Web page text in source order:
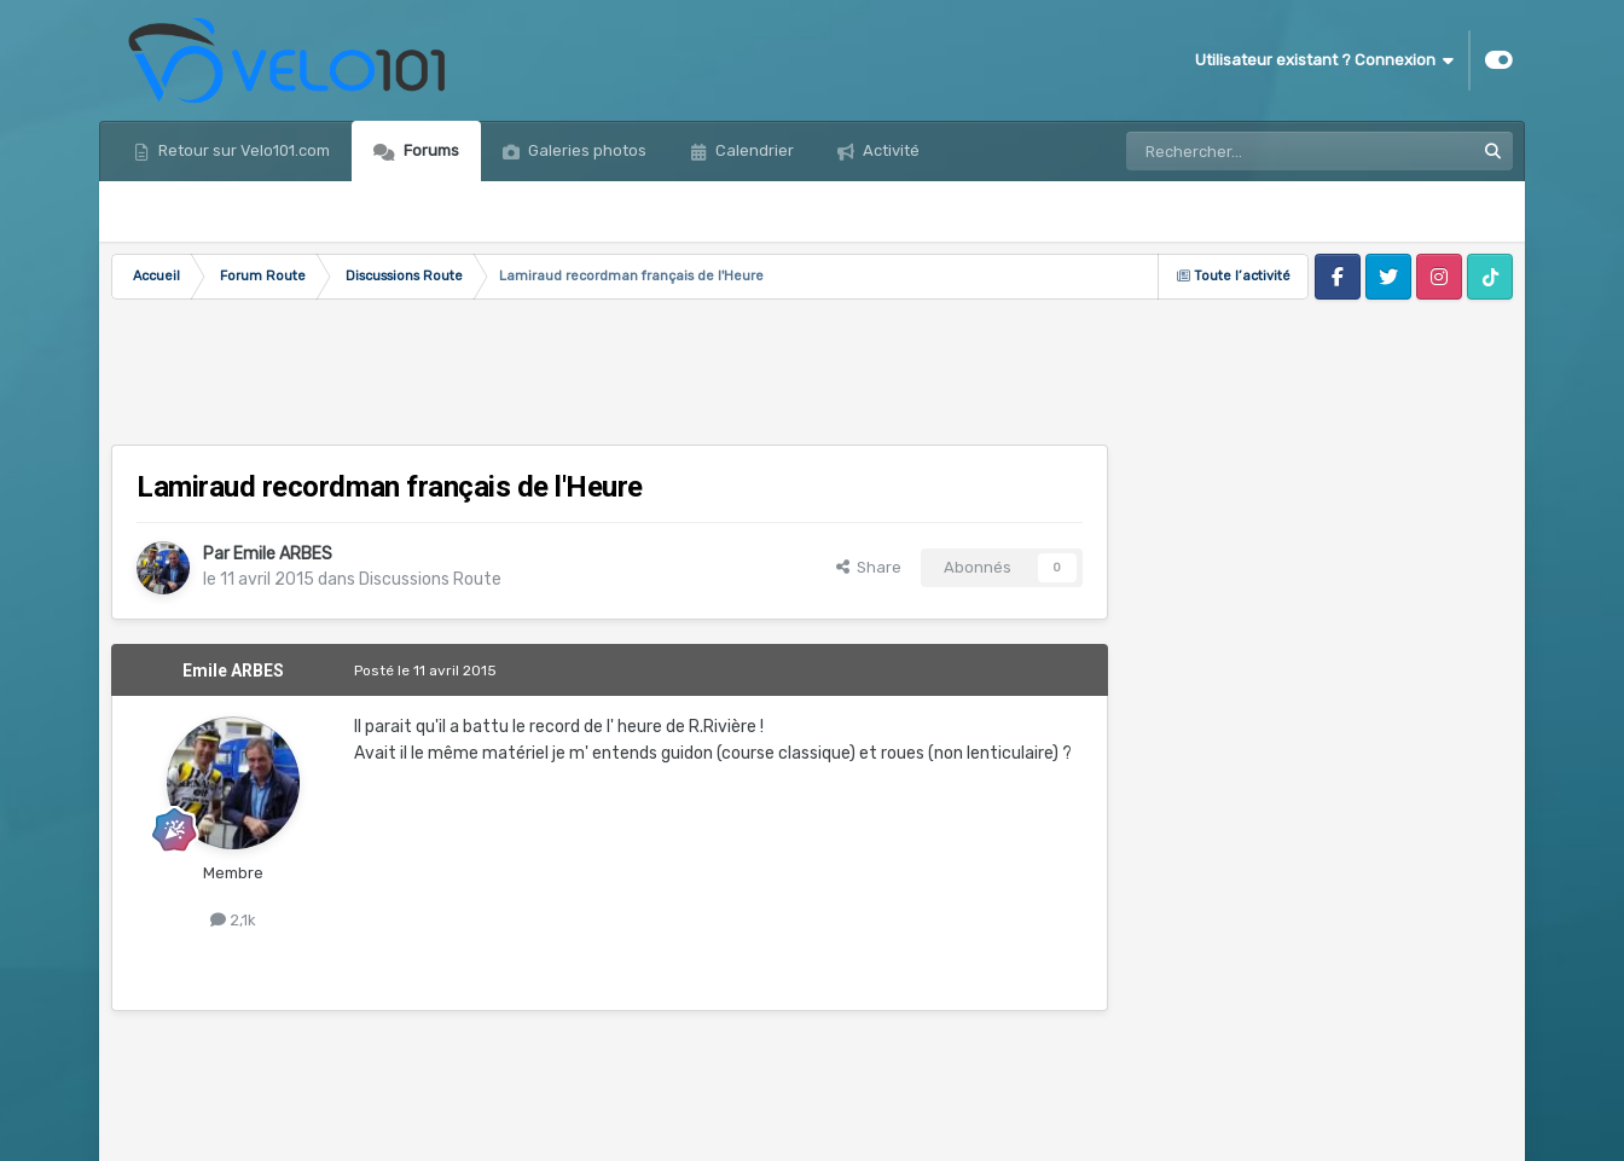
Utilisateur existant ? Connexion
Retour sur Velo101.com Forums Galeries photos Calendrier Activité
Toute l’activité
Accueil Forum Route Discussions Route
Lamiraud recordman français de l'Heure
FacebookTwitter InstagramTik Tok
Lamiraud recordman français de l'Heure
Par Emile ARBES
le 11 avril 2015 dans Discussions Route
Share Abonnés 0
Emile ARBES
Membre
2,1k
Postéle 11 avril 2015
Il parait qu'il a battu le record de l' heure de R.Rivière !
Avait il le même matériel je m' entends guidon (course classique) et roues (non lenticulaire) ?